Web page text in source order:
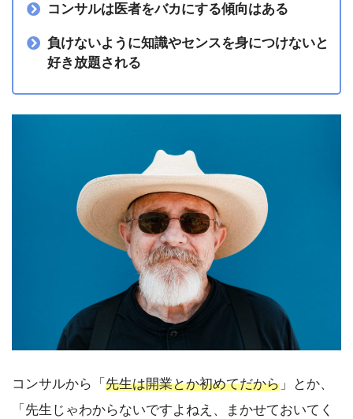
コンサルは医者をバカにする傾向はある
負けないように知識やセンスを身につけないと
好き放題される
コンサルから「 先生は開業とか初めてだから 」とか、
「先生じゃわからないですよねえ、まかせておいてく